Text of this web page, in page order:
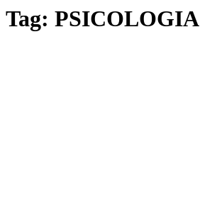
Tag: PSICOLOGIA